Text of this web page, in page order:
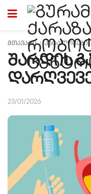
მთავარი კატალოგები
შარდის
23/01/2026